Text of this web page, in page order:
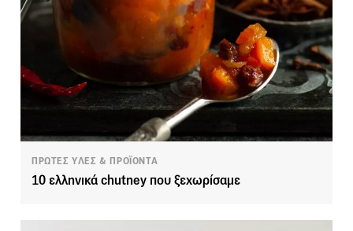
ΠΡΩΤΕΣ ΥΛΕΣ & ΠΡΟΪΟΝΤΑ
10 ελληνικά chutney που ξεχωρίσαμε